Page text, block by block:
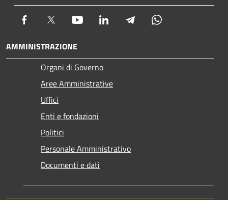
Facebook Twitter Youtube LinkedIn Telegram
AMMINISTRAZIONE
Organi di Governo
Aree Amministrative
Uffici
Enti e fondazioni
Politici
Personale Amministrativo
Documenti e dati